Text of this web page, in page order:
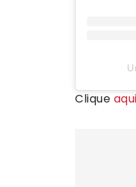
Clique aqui